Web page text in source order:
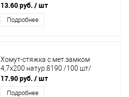
13.60 руб. / шт
Подробнее
Хомут-стяжка с мет.замком
4,7х200 натур.8190 /100 шт/
17.90 руб. / шт
Подробнее